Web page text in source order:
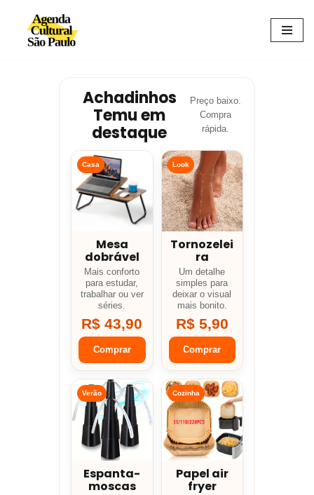
Avançar
Achadinhos
Temu em
destaque
Preço baixo.
Compra
rápida.
Casa
Mesa
dobrável
Mais conforto
para estudar,
trabalhar ou ver
séries.
R$ 43,90
Comprar
Look
Tornozelei
ra
Um detalhe
simples para
deixar o visual
mais bonito.
R$ 5,90
Comprar
Verão
Espanta-
moscas
Cozinha
Papel air
fryer